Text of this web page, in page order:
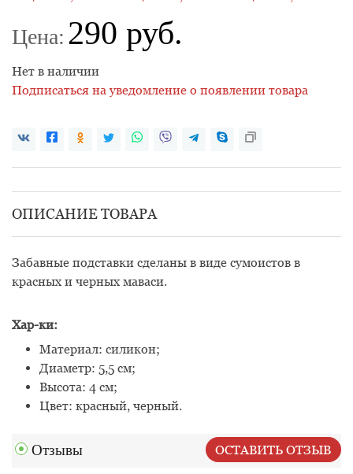
Цена: 290 руб.
Нет в наличии
Подписаться на уведомление о появлении товара
ОПИСАНИЕ ТОВАРА
Забавные подставки сделаны в виде сумоистов в
красных и черных маваси.
Хар-ки:
Материал: силикон;
Диаметр: 5,5 см;
Высота: 4 см;
Цвет: красный, черный.
Отзывы ОСТАВИТЬ ОТЗЫВ